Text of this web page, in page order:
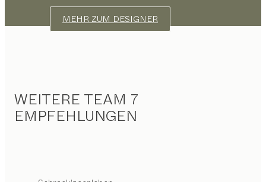
MEHR ZUM DESIGNER
WEITERE TEAM 7
EMPFEHLUNGEN